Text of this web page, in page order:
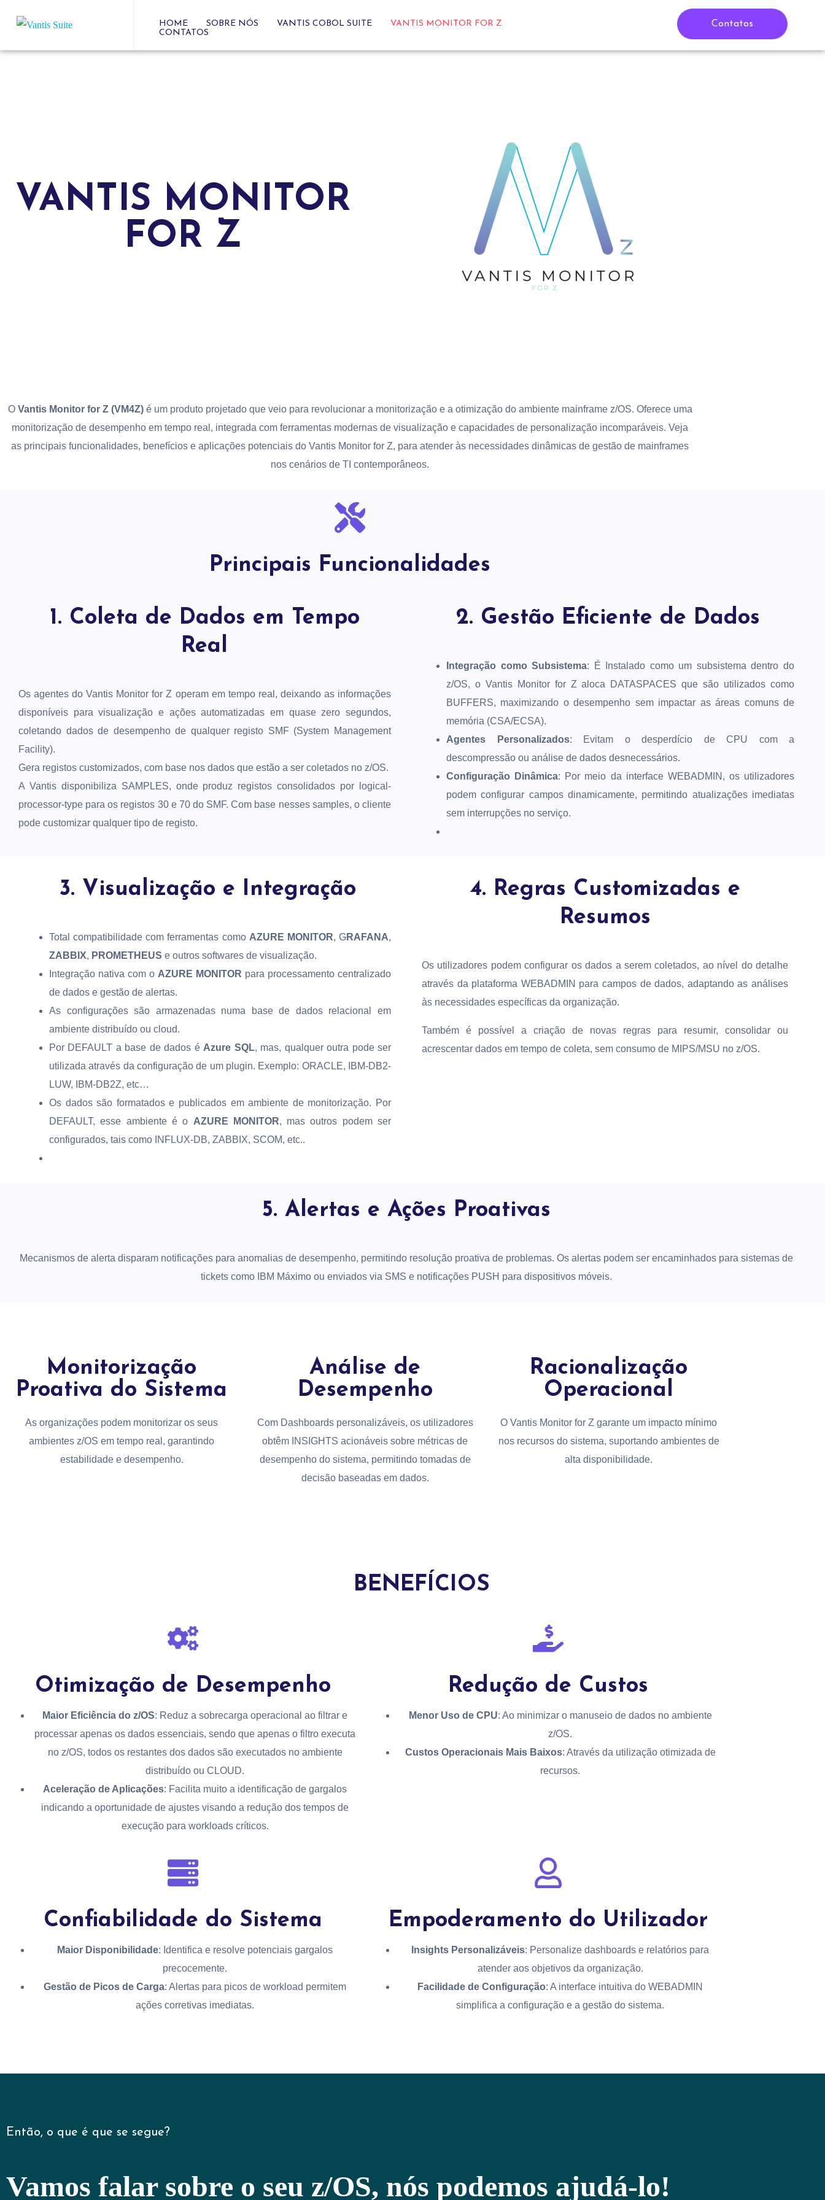
HOME SOBRE NÓS VANTIS COBOL SUITE
VANTIS MONITOR FOR Z
CONTATOS
Contatos
VANTIS MONITOR
FOR Z
O Vantis Monitor for Z (VM4Z)é um produto projetado que veio para revolucionar a monitorização e a otimização do ambiente mainframe z/OS. Oferece uma
monitorização de desempenho em tempo real, integrada com ferramentas modernas de visualização e capacidades de personalização incomparáveis. Veja
as principais funcionalidades, benefícios e aplicações potenciais do Vantis Monitor for Z, para atender às necessidades dinâmicas de gestão de mainframes
nos cenários de TI contemporâneos.
Principais Funcionalidades
1. Coleta de Dados em Tempo
Real
Os agentes do Vantis Monitor for Z operam em tempo real, deixando as informações
disponíveis para visualização e ações automatizadas em quase zero segundos,
coletando dados de desempenho de qualquer registo SMF (System Management
Facility).
Gera registos customizados, com base nos dados que estão a ser coletados no z/OS.
A Vantis disponibiliza SAMPLES, onde produz registos consolidados por logical-
processor-type para os registos 30 e 70 do SMF. Com base nesses samples, o cliente
pode customizar qualquer tipo de registo.
2. Gestão Eficiente de Dados
Integração como Subsistema: É Instalado como um subsistema dentro do
z/OS, o Vantis Monitor for Z aloca DATASPACES que são utilizados como
BUFFERS, maximizando o desempenho sem impactar as áreas comuns de
memória (CSA/ECSA).
Agentes Personalizados: Evitam o desperdício de CPU com a
descompressão ou análise de dados desnecessários.
Configuração Dinâmica: Por meio da interface WEBADMIN, os utilizadores
podem configurar campos dinamicamente, permitindo atualizações imediatas
sem interrupções no serviço.
3. Visualização e Integração
Total compatibilidade com ferramentas como AZURE MONITOR, GRAFANA,
ZABBIX, PROMETHEUS e outros softwares de visualização.
Integração nativa com o AZURE MONITOR para processamento centralizado
de dados e gestão de alertas.
As configurações são armazenadas numa base de dados relacional em
ambiente distribuído ou cloud.
Por DEFAULT a base de dados é Azure SQL, mas, qualquer outra pode ser
utilizada através da configuração de um plugin. Exemplo: ORACLE, IBM-DB2-
LUW, IBM-DB2Z, etc…
Os dados são formatados e publicados em ambiente de monitorização. Por
DEFAULT, esse ambiente é o AZURE MONITOR, mas outros podem ser
configurados, tais como INFLUX-DB, ZABBIX, SCOM, etc..
4. Regras Customizadas e
Resumos
Os utilizadores podem configurar os dados a serem coletados, ao nível do detalhe
através da plataforma WEBADMIN para campos de dados, adaptando as análises
às necessidades específicas da organização.
Também é possível a criação de novas regras para resumir, consolidar ou
acrescentar dados em tempo de coleta, sem consumo de MIPS/MSU no z/OS.
5. Alertas e Ações Proativas
Mecanismos de alerta disparam notificações para anomalias de desempenho, permitindo resolução proativa de problemas. Os alertas podem ser encaminhados para sistemas de
tickets como IBM Máximo ou enviados via SMS e notificações PUSH para dispositivos móveis.
Monitorização
Proativa do Sistema
As organizações podem monitorizar os seus
ambientes z/OS em tempo real, garantindo
estabilidade e desempenho.
Análise de
Desempenho
Com Dashboards personalizáveis, os utilizadores
obtêm INSIGHTS acionáveis sobre métricas de
desempenho do sistema, permitindo tomadas de
decisão baseadas em dados.
Racionalização
Operacional
O Vantis Monitor for Z garante um impacto mínimo
nos recursos do sistema, suportando ambientes de
alta disponibilidade.
BENEFÍCIOS
Otimização de Desempenho
Maior Eficiência do z/OS: Reduz a sobrecarga operacional ao filtrar e
processar apenas os dados essenciais, sendo que apenas o filtro executa
no z/OS, todos os restantes dos dados são executados no ambiente
distribuído ou CLOUD.
Aceleração de Aplicações: Facilita muito a identificação de gargalos
indicando a oportunidade de ajustes visando a redução dos tempos de
execução para workloads críticos.
Redução de Custos
Menor Uso de CPU: Ao minimizar o manuseio de dados no ambiente
z/OS.
Custos Operacionais Mais Baixos: Através da utilização otimizada de
recursos.
Confiabilidade do Sistema
Maior Disponibilidade: Identifica e resolve potenciais gargalos
precocemente.
Gestão de Picos de Carga: Alertas para picos de workload permitem
ações corretivas imediatas.
Empoderamento do Utilizador
Insights Personalizáveis: Personalize dashboards e relatórios para
atender aos objetivos da organização.
Facilidade de Configuração: A interface intuitiva do WEBADMIN
simplifica a configuração e a gestão do sistema.
Então, o que é que se segue?
Vamos falar sobre o seu z/OS, nós podemos ajudá-lo!